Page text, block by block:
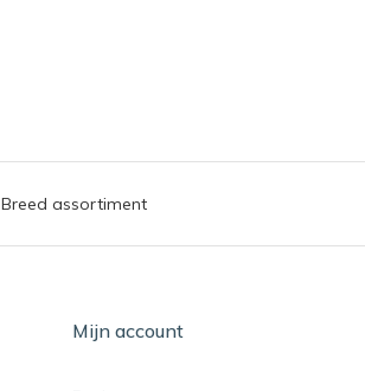
Breed assortiment
Mijn account